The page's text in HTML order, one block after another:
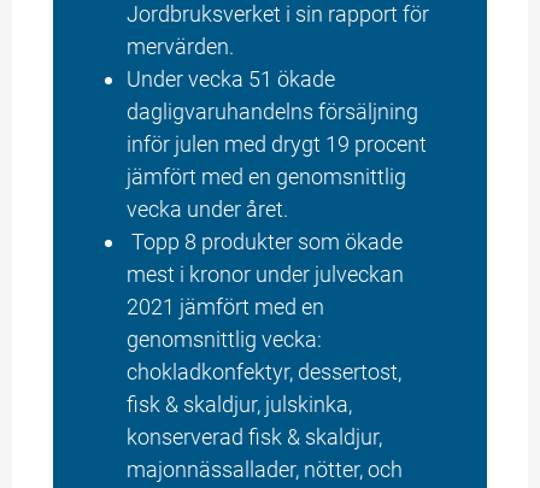
Jordbruksverket i sin rapport för
mervärden.
Under vecka 51 ökade
dagligvaruhandelns försäljning
inför julen med drygt 19 procent
jämfört med en genomsnittlig
vecka under året.
Topp 8 produkter som ökade
mest i kronor under julveckan
2021 jämfört med en
genomsnittlig vecka:
chokladkonfektyr, dessertost,
fisk & skaldjur, julskinka,
konserverad fisk & skaldjur,
majonnässallader, nötter, och